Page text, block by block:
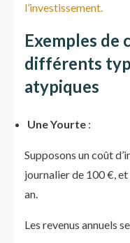
l’investissement.
Exemples de
différents
atypiques
Une Yourte :
Supposons un coût
journalier de 100 €,
an.
Les revenus annuels